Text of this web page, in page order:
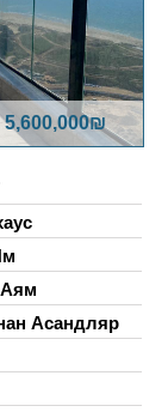
Асандляр